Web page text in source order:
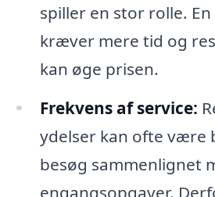
spiller en stor rolle.
kræver mere tid og
kan øge prisen.
Frekvens af service:
ydelser kan ofte være
besøg sammenlignet
engangsopgaver.